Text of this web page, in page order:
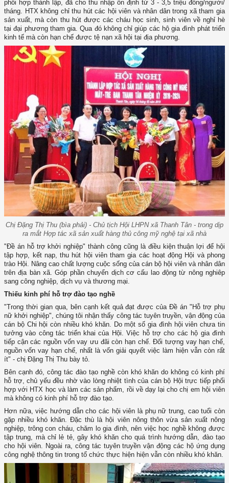
phối hợp thành lập, đã cho thu nhập ổn định từ 3 - 3,5 triệu đồng/người/
tháng. HTX không chỉ thu hút các hội viên và nhân dân trong xã tham gia
sản xuất, mà còn thu hút được các cháu học sinh, sinh viên về nghỉ hè
tại đại phương tham gia. Qua đó không chỉ giúp các hộ gia đình phát triển
kinh tế mà còn hạn chế được tệ nạn xã hội tại địa phương.
Chị Đặng Thị Thu (bìa phải) - Chủ tịch Hội LHPN xã Thanh Tân - trong dịp
ra mắt Hợp tác xã sản xuất hàng thủ công mỹ nghệ tại xã nhà
"Đề án hỗ trợ khởi nghiệp" thành công cũng là điều kiện thuận lợi để hội
tập hợp, kết nạp, thu hút hội viên tham gia các hoạt động Hội và phong
trào Hội. Nâng cao chất lượng cuộc sống của cán bộ hội viên và nhân dân
trên địa bàn xã. Góp phần chuyển dịch cơ cấu lao động từ nông nghiêp
sang công nghiệp, dịch vụ và thương mại.
Thiếu kinh phí hỗ trợ đào tạo nghề
"Trong thời gian qua, bên cạnh kết quả đạt được của Đề án "Hỗ trợ phụ
nữ khởi nghiệp", chúng tôi nhận thấy công tác tuyên truyền, vận động của
cán bộ Chi hội còn nhiều khó khăn. Do một số gia đình hội viên chưa tin
tưởng vào công tác triển khai của Hội. Việc hỗ trợ cho các hộ gia đình
tiếp cận các nguồn vốn vay ưu đãi còn hạn chế. Đối tượng vay hạn chế,
nguồn vốn vay hạn chế, nhất là vốn giải quyết việc làm hiện vẫn còn rất
ít" - chị Đặng Thị Thu bày tỏ.
Bên cạnh đó, công tác đào tạo nghề còn khó khăn do không có kinh phí
hỗ trợ, chủ yếu đều nhờ vào lòng nhiệt tình của cán bộ Hội trực tiếp phối
hợp với HTX học và làm các sản phẩm, rồi về dạy lại cho chị em hội viên
mà không có kinh phí hỗ trợ đào tạo.
Hơn nữa, việc hướng dẫn cho các hội viên là phụ nữ trung, cao tuổi còn
gặp nhiều khó khăn. Đặc thù là hội viên nông thôn vừa sản xuất nông
nghiệp, trông con cháu, chăm lo gia đình, nên việc học nghề không được
tập trung, mà chỉ lẻ tẻ, gây khó khăn cho quá trình hướng dẫn, đào tạo
cho hội viên. Ngoài ra, công tác tuyên truyền vận động các hộ ứng dụng
công nghệ thông tin trong tổ chức thực hiện hiện vẫn còn nhiều khó khăn.